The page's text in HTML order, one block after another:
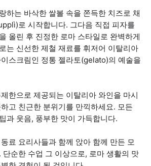
하는 바삭한 쌀볼 속을 쫀득한 치즈로 채
로 시작합니다. 그다음 직접 피자를
올린 후 진정한 로마 스타일로 완벽하게
는 신선한 제철 재료를 휘저어 이탈리아
스크림인 정통 젤라토(gelato)의 예술을
한으로 제공되는 이탈리아 와인을 마시
고 친근한 분위기를 만끽하세요. 모든
과 웃음, 풍부한 맛이 가득합니다.
료 요리사들과 함께 앉아 함께 만든 모
단순한 수업 그 이상으로, 로마 생활의 맛